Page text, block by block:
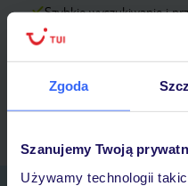
Zgoda
Szanujemy Twoją
Używamy technologii
Szybkie wyszukiwanie i
Lista ulubionych ofert i
myTUI